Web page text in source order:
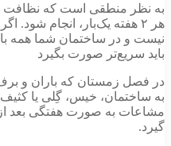
به نظر منطقی است که نظافت
هر ۲ هفته یک‌بار، انجام
نیست و در ساختمان شما همه
باید سریع‌تر صورت بگیرد
در فصل زمستان که باران و
به ساختمان، خیس، گِلی یا
مشاعات به صورت هفتگی بعد از
گیرد.